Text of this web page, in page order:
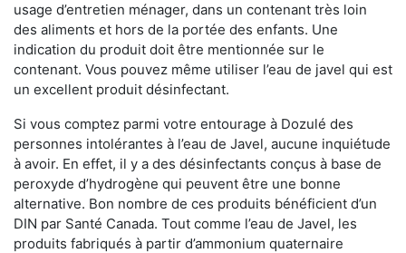
usage d’entretien ménager, dans un contenant très loin
des aliments et hors de la portée des enfants. Une
indication du produit doit être mentionnée sur le
contenant. Vous pouvez même utiliser l’eau de javel qui est
un excellent produit désinfectant.
Si vous comptez parmi votre entourage à Dozulé des
personnes intolérantes à l’eau de Javel, aucune inquiétude
à avoir. En effet, il y a des désinfectants conçus à base de
peroxyde d’hydrogène qui peuvent être une bonne
alternative. Bon nombre de ces produits bénéficient d’un
DIN par Santé Canada. Tout comme l’eau de Javel, les
produits fabriqués à partir d’ammonium quaternaire